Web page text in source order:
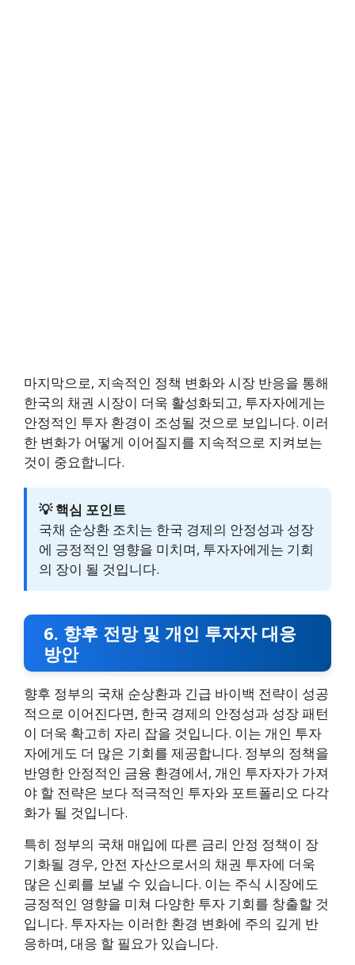
마지막으로, 지속적인 정책 변화와 시장 반응을 통해
한국의 채권 시장이 더욱 활성화되고, 투자자에게는
안정적인 투자 환경이 조성될 것으로 보입니다. 이러
한 변화가 어떻게 이어질지를 지속적으로 지켜보는
것이 중요합니다.
💡 핵심 포인트
국채 순상환 조치는 한국 경제의 안정성과 성장
에 긍정적인 영향을 미치며, 투자자에게는 기회
의 장이 될 것입니다.
6. 향후 전망 및 개인 투자자 대응
방안
향후 정부의 국채 순상환과 긴급 바이백 전략이 성공
적으로 이어진다면, 한국 경제의 안정성과 성장 패턴
이 더욱 확고히 자리 잡을 것입니다. 이는 개인 투자
자에게도 더 많은 기회를 제공합니다. 정부의 정책을
반영한 안정적인 금융 환경에서, 개인 투자자가 가져
야 할 전략은 보다 적극적인 투자와 포트폴리오 다각
화가 될 것입니다.
특히 정부의 국채 매입에 따른 금리 안정 정책이 장
기화될 경우, 안전 자산으로서의 채권 투자에 더욱
많은 신뢰를 보낼 수 있습니다. 이는 주식 시장에도
긍정적인 영향을 미쳐 다양한 투자 기회를 창출할 것
입니다. 투자자는 이러한 환경 변화에 주의 깊게 반
응하며, 대응 할 필요가 있습니다.